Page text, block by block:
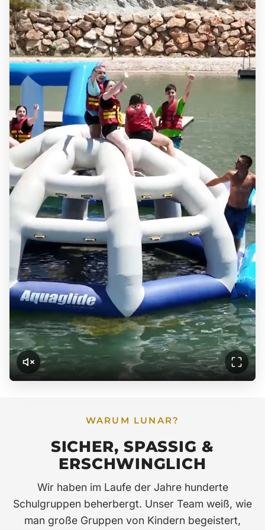
WARUM LUNAR?
SICHER, SPASSIG & E
RSCHWINGLICH
Wir haben im Laufe der Jahre hunderte
Schulgruppen beherbergt. Unser Team weiß, wie
man große Gruppen von Kindern begeistert,